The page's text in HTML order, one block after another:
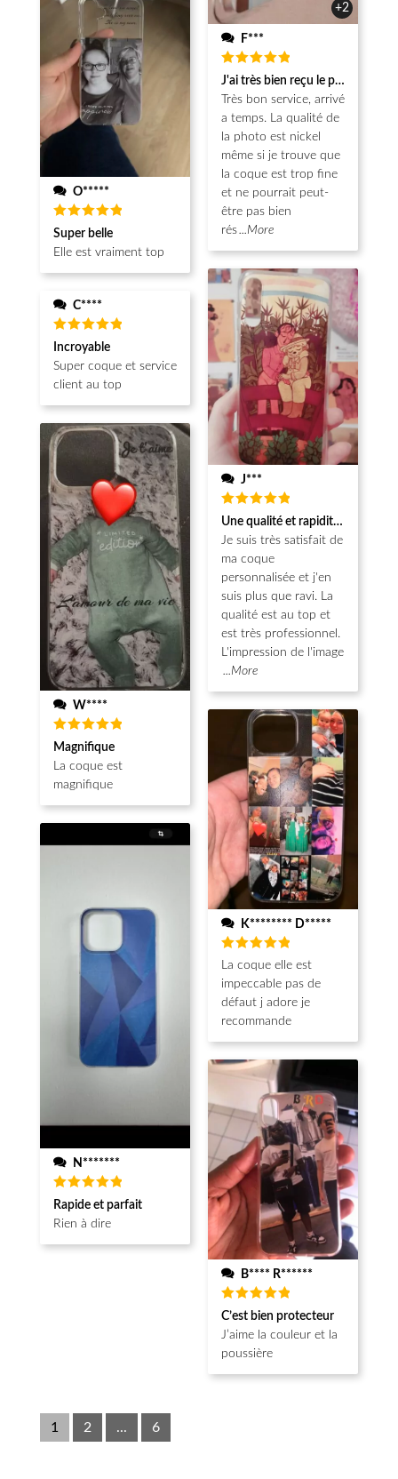
O*****
Note 5
sur 5
Super belle
Elle est vraiment top
C****
Note5
sur 5
Incroyable
Super coque et service
client au top
W****
Note5
sur 5
Magnifique
La coque est
magnifique
N*******
Note 5
sur 5
Rapide et parfait
Rien à dire
+2
F***
Note5
sur 5
J'ai très bien reçu le produit.
Très bon service, arrivé
a temps. La qualité de
la photo est nickel
même si je trouve que
la coque est trop fine
et ne pourrait peut-
être pas bien
rés ...More
J***
Note5
sur 5
Une qualité et rapidité au top!
Je suis très satisfait de
ma coque
personnalisée et j'en
suis plus que ravi. La
qualité est au top et
est très professionnel.
L'impression de l'image
...More
K******** D*****
Note5
sur 5
La coque elle est
impeccable pas de
défaut j adore je
recommande
B**** R******
Note5
sur 5
C’est bien protecteur
J’aime la couleur et la
poussière
1 2 ... 6